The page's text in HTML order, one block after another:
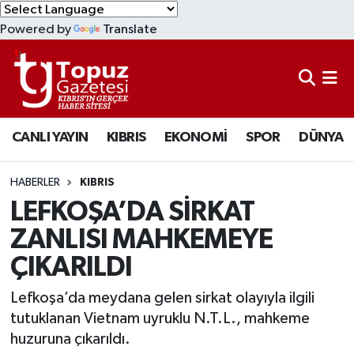
Powered by Translate
CANLI YAYIN KIBRIS EKONOMİ SPOR DÜNYA
HABERLER KIBRIS
LEFKOŞA’DA SİRKAT
ZANLISI MAHKEMEYE
ÇIKARILDI
Lefkoşa’da meydana gelen sirkat olayıyla ilgili
tutuklanan Vietnam uyruklu N.T.L., mahkeme
huzuruna çıkarıldı.
KIBRIS
DÜNYA
EKONOMİ
MAGAZİN
SAĞLIK
SPOR
TEKNOLOJİ
TÜRKİYE
Lefkoşa Nöbetçi Eczaneler
Lefkoşa Hava Durumu
Lefkoşa Trafik Yoğunluk Haritası
Süper Lig Puan Durumu ve Fikstür
Tüm Manşetler
Son Dakika Haberleri
Haber Arşivi